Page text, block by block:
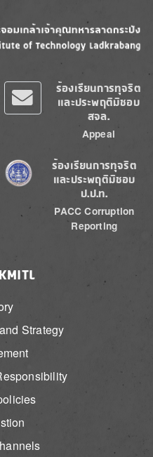
ร้องเรียนการทุจริต
และประพฤติมิชอบ
สจล.
Appeal
Image
ร้องเรียนการทุจริต
และประพฤติมิชอบ
ป.ป.ท.
PACC Corruption
Reporting
Strategy